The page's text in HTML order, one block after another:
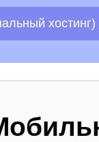
хостинг)